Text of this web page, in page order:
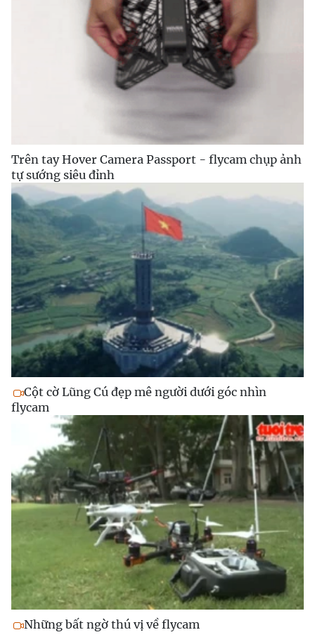
Trên tay Hover Camera Passport - flycam chụp ảnh
tự sướng siêu đỉnh
Cột cờ Lũng Cú đẹp mê người dưới góc nhìn
flycam
Những bất ngờ thú vị về flycam